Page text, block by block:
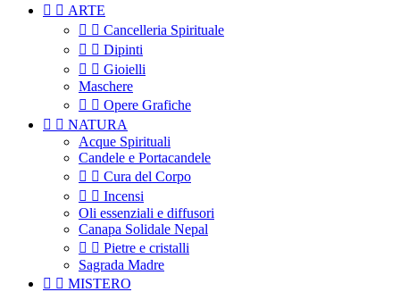
  ARTE
  Cancelleria Spirituale
  Dipinti
  Gioielli
Maschere
  Opere Grafiche
  NATURA
Acque Spirituali
Candele e Portacandele
  Cura del Corpo
  Incensi
Oli essenziali e diffusori
Canapa Solidale Nepal
  Pietre e cristalli
Sagrada Madre
  MISTERO